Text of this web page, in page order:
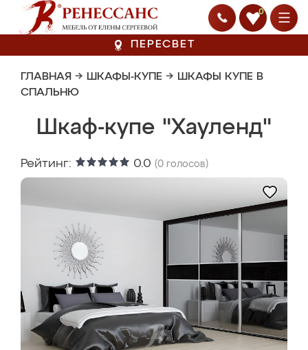
0
ПЕРЕСВЕТ
ГЛАВНАЯ → ШКАФЫ-КУПЕ → ШКАФЫ КУПЕ В
СПАЛЬНЮ
Шкаф-купе "Хауленд"
Рейтинг: 0.0 (0 голосов)